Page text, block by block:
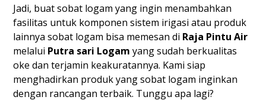
Jadi, buat sobat logam yang ingin menambahkan
fasilitas untuk komponen sistem irigasi atau produk
lainnya sobat logam bisa memesan di Raja Pintu Air
melalui Putra sari Logam yang sudah berkualitas
oke dan terjamin keakuratannya. Kami siap
menghadirkan produk yang sobat logam inginkan
dengan rancangan terbaik. Tunggu apa lagi?